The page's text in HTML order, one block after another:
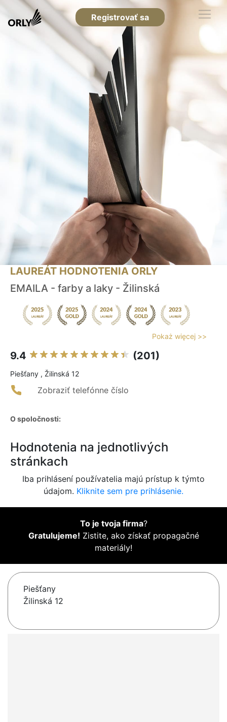
Registrovať sa
LAUREÁT HODNOTENIA ORLY
EMAILA - farby a laky - Žilinská
Pokaż więcej >>
9.4 (201)
Piešťany , Žilinská 12
Zobraziť telefónne číslo
O spoločnosti:
Hodnotenia na jednotlivých
stránkach
Iba prihlásení používatelia majú prístup k týmto
údajom. Kliknite sem pre prihlásenie.
To je tvoja firma?
Gratulujeme! Zistite, ako získať propagačné
materiály!
Piešťany
Žilinská 12